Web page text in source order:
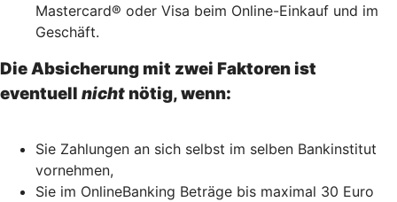
Mastercard® oder Visa beim Online-Einkauf und im
Geschäft.
Die Absicherung mit zwei Faktoren ist
eventuell nicht nötig, wenn:
Sie Zahlungen an sich selbst im selben Bankinstitut
vornehmen,
Sie im OnlineBanking Beträge bis maximal 30 Euro